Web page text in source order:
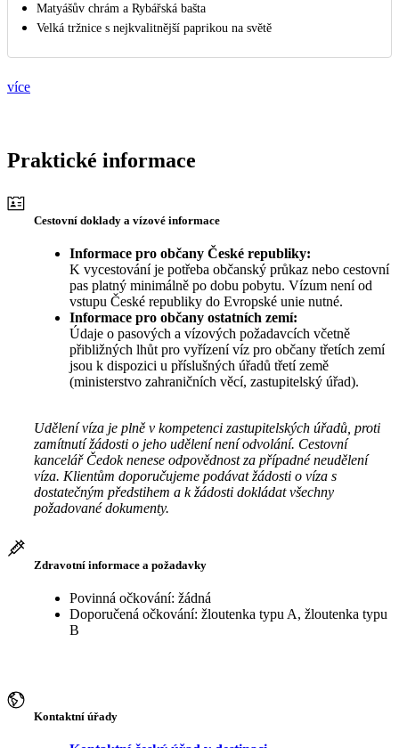
Matyášův chrám a Rybářská bašta
Velká tržnice s nejkvalitnější paprikou na světě
více
Praktické informace
Cestovní doklady a vízové informace
Informace pro občany České republiky:
K vycestování je potřeba občanský průkaz nebo cestovní
pas platný minimálně po dobu pobytu. Vízum není od
vstupu České republiky do Evropské unie nutné.
Informace pro občany ostatních zemí:
Údaje o pasových a vízových požadavcích včetně
přibližných lhůt pro vyřízení víz pro občany třetích zemí
jsou k dispozici u příslušných úřadů třetí země
(ministerstvo zahraničních věcí, zastupitelský úřad).
Udělení víza je plně v kompetenci zastupitelských úřadů, proti
zamítnutí žádosti o jeho udělení není odvolání. Cestovní
kancelář Čedok nenese odpovědnost za případné neudělení
víza. Klientům doporučujeme podávat žádosti o víza s
dostatečným předstihem a k žádosti dokládat všechny
požadované dokumenty.
Zdravotní informace a požadavky
Povinná očkování: žádná
Doporučená očkování: žloutenka typu A, žloutenka typu
B
Kontaktní úřady